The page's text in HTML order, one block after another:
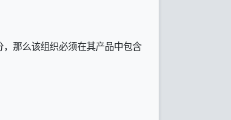
那么该组织必须在其产品中包含